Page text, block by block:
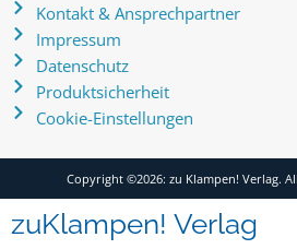
Kontakt & Ansprechpartner
Impressum
Datenschutz
Produktsicherheit
Cookie-Einstellungen
Copyright ©2026: zu Klampen! Verlag.
zuKlampen! Verlag